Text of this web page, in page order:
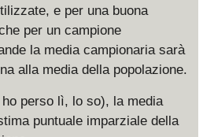
e per una buona
per un campione
la media campionaria sarà
alla media della popolazione.
perso lì, lo so), la media
puntuale imparziale della